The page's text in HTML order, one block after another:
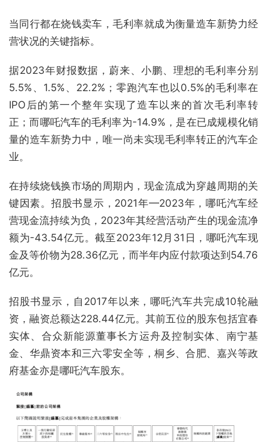
当同行都在烧钱卖车，毛利率就成为衡量造车新势力经
营状况的关键指标。
据2023年财报数据，蔚来、小鹏、理想的毛利率分别
5.5%、1.5%、22.2%；零跑汽车也以0.5%的毛利率在
IPO后的第一个整年实现了造车以来的首次毛利率转
正；而哪吒汽车的毛利率为-14.9%，是在已成规模化销
量的造车新势力中，唯一尚未实现毛利率转正的汽车企
业。
在持续烧钱换市场的周期内，现金流成为穿越周期的关
键因素。招股书显示，2021年—2023年，哪吒汽车经
营现金流持续为负，2023年其经营活动产生的现金流净
额为-43.54亿元。截至2023年12月31日，哪吒汽车现
金及等价物为28.36亿元，而半年内应付款项达到54.76
亿元。
招股书显示，自2017年以来，哪吒汽车共完成10轮融
资，融资总额达228.44亿元。其前五位的股东包括宜春
实体、合众新能源董事长方运舟及控制实体、南宁基
金、华鼎资本和三六零安全等，桐乡、合肥、嘉兴等政
府基金亦是哪吒汽车股东。